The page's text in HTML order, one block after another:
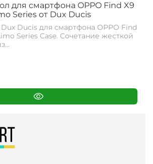
для смартфона OPPO Find X9
Series от Dux Ducis
Ducis для смартфона OPPO Find
Series Case. Сочетание жесткой